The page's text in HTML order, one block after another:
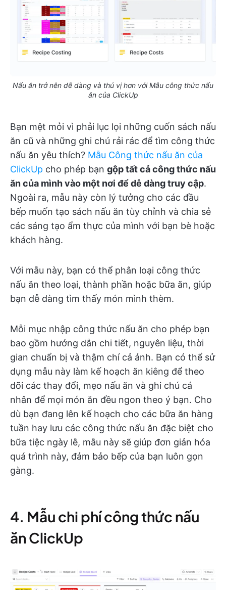
Nấu ăn trở nên dễ dàng và thú vị hơn với Mẫu công thức nấu
ăn của ClickUp
Bạn mệt mỏi vì phải lục lọi những cuốn sách nấu
ăn cũ và những ghi chú rải rác để tìm công thức
nấu ăn yêu thích? Mẫu Công thức nấu ăn của
ClickUp cho phép bạn gộp tất cả công thức nấu
ăn của mình vào một nơi để dễ dàng truy cập.
Ngoài ra, mẫu này còn lý tưởng cho các đầu
bếp muốn tạo sách nấu ăn tùy chỉnh và chia sẻ
các sáng tạo ẩm thực của mình với bạn bè hoặc
khách hàng.
Với mẫu này, bạn có thể phân loại công thức
nấu ăn theo loại, thành phần hoặc bữa ăn, giúp
bạn dễ dàng tìm thấy món mình thèm.
Mỗi mục nhập công thức nấu ăn cho phép bạn
bao gồm hướng dẫn chi tiết, nguyên liệu, thời
gian chuẩn bị và thậm chí cả ảnh. Bạn có thể sử
dụng mẫu này làm kế hoạch ăn kiêng để theo
dõi các thay đổi, mẹo nấu ăn và ghi chú cá
nhân để mọi món ăn đều ngon theo ý bạn. Cho
dù bạn đang lên kế hoạch cho các bữa ăn hàng
tuần hay lưu các công thức nấu ăn đặc biệt cho
bữa tiệc ngày lễ, mẫu này sẽ giúp đơn giản hóa
quá trình này, đảm bảo bếp của bạn luôn gọn
gàng.
4. Mẫu chi phí công thức nấu
ăn ClickUp